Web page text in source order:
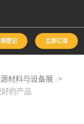
登记 立即订阅
材料与设备展
的产品